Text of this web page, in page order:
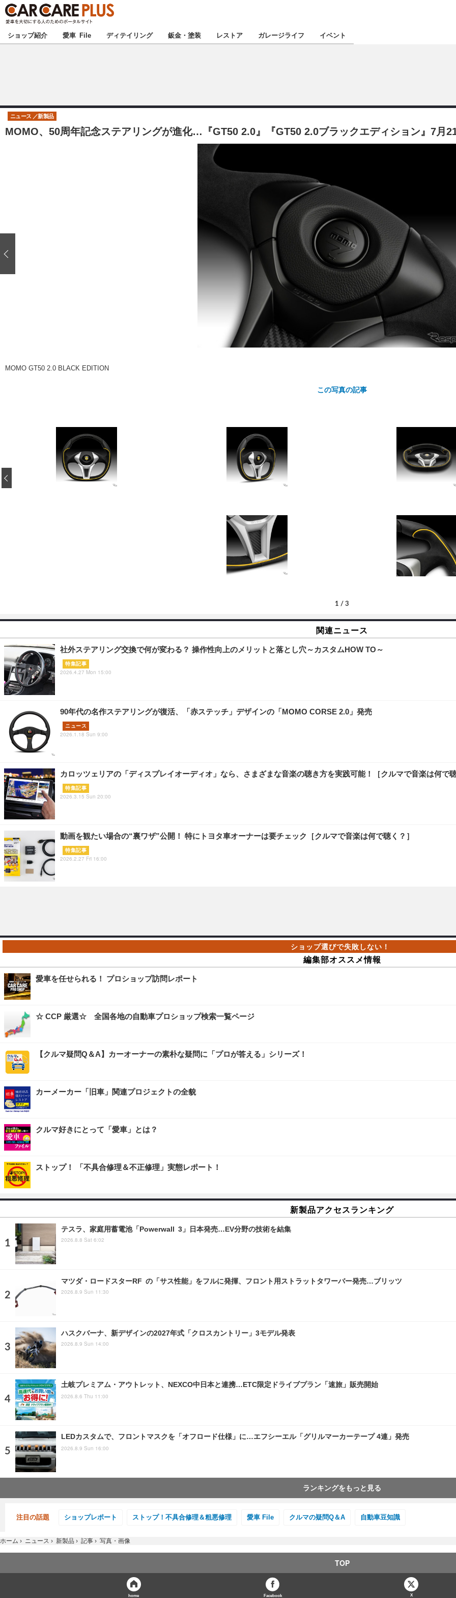
★カーケアプラス認定★厳選プロショ
甲信越 北陸
沖縄
注目の記事
鈑金・塗装
ショップ紹介 愛車 File ディテイリング 鈑金・塗装 レストア ガレージライフ イベント
MOMO、50周年記念ステアリングが進化…『GT50 2.0』『GT50 2.0ブラックエディション』7月
ニュース 新製品
MOMO GT50 2.0 BLACK EDITION
この写真の記事
1 / 3
関連ニュース
社外ステアリング交換で何が変わる？ 操作性向上のメリットと落とし穴～カスタムHOW TO～
特集記事
2026.4.27 Mon 15:00
90年代の名作ステアリングが復活、「赤ステッチ」デザインの「MOMO CORSE 2.0」発売
ニュース
2026.1.18 Sun 9:00
カロッツェリアの「ディスプレイオーディオ」なら、さまざまな音楽の聴き方を実践可能！［クルマで音楽は何で
特集記事
2026.3.15 Sun 20:00
動画を観たい場合の“裏ワザ”公開！ 特にトヨタ車オーナーは要チェック［クルマで音楽は何で聴く？］
特集記事
2026.2.27 Fri 16:00
編集部オススメ情報
愛車を任せられる！ プロショップ訪問レポート
☆ CCP 厳選☆ 全国各地の自動車プロショップ検索一覧ページ
【クルマ疑問Q＆A】カーオーナーの素朴な疑問に「プロが答える」シリーズ！
カーメーカー「旧車」関連プロジェクトの全貌
クルマ好きにとって「愛車」とは？
ストップ！ 「不具合修理＆不正修理」実態レポート！
新製品アクセスランキング
テスラ、家庭用蓄電池「Powerwall 3」日本発売…EV分野の技術を結集
2026.8.8 Sat 6:02
マツダ・ロードスターRF の「サス性能」をフルに発揮、フロント用ストラットタワーバー発売…ブリッツ
2026.8.9 Sun 11:30
ハスクバーナ、新デザインの2027年式「クロスカントリー」3モデル発表
2026.8.9 Sun 14:00
土岐プレミアム・アウトレット、NEXCO中日本と連携…ETC限定ドライブプラン「速旅」販売開始
2026.8.6 Thu 11:00
LEDカスタムで、フロントマスクを「オフロード仕様」に…エフシーエル「グリルマーカーテープ 4連」発売
2026.8.9 Sun 16:00
ランキングをもっと見る
注目の話題 ショップレポート ストップ！不具合修理＆粗悪修理 愛車 File クルマの疑問Q＆A 自動車豆知識
ホーム › ニュース › 新製品 › 記事 › 写真・画像
TOP
home Facebook X